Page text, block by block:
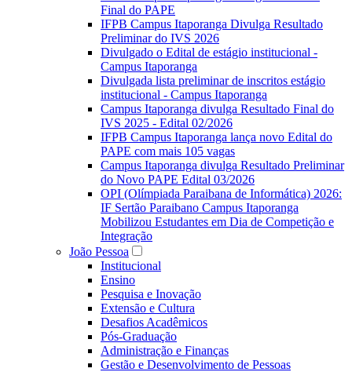
Final do PAPE
IFPB Campus Itaporanga Divulga Resultado
Preliminar do IVS 2026
Divulgado o Edital de estágio institucional -
Campus Itaporanga
Divulgada lista preliminar de inscritos estágio
institucional - Campus Itaporanga
Campus Itaporanga divulga Resultado Final do
IVS 2025 - Edital 02/2026
IFPB Campus Itaporanga lança novo Edital do
PAPE com mais 105 vagas
Campus Itaporanga divulga Resultado Preliminar
do Novo PAPE Edital 03/2026
OPI (Olímpiada Paraibana de Informática) 2026:
IF Sertão Paraibano Campus Itaporanga
Mobilizou Estudantes em Dia de Competição e
Integração
João Pessoa
Institucional
Ensino
Pesquisa e Inovação
Extensão e Cultura
Desafios Acadêmicos
Pós-Graduação
Administração e Finanças
Gestão e Desenvolvimento de Pessoas